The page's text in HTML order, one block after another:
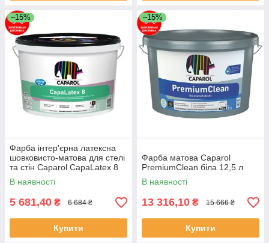
–15%
Фарба інтер'єрна латексна
шовковисто-матова для стелі
та стін Caparol CapaLatex 8
біла 10 л
В наявності
5 681,40 ₴ 6 684 ₴
Купити
–15%
Фарба матова Caparol
PremiumClean біла 12,5 л
В наявності
13 316,10 ₴ 15 666 ₴
Купити